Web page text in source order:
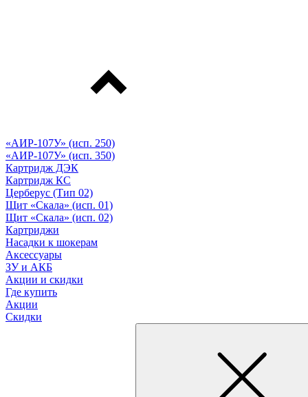
«АИР-107У» (исп. 250)
«АИР-107У» (исп. 350)
Картридж ДЭК
Картридж КС
Церберус (Тип 02)
Щит «Скала» (исп. 01)
Щит «Скала» (исп. 02)
Картриджи
Насадки к шокерам
Аксессуары
ЗУ и АКБ
Акции и скидки
Где купить
Акции
Скидки